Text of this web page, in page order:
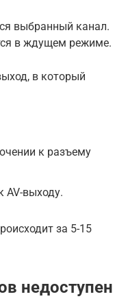
выбранный канал.
в ждущем режиме.
в который
к разъему
выходу.
за 5-15
недоступен